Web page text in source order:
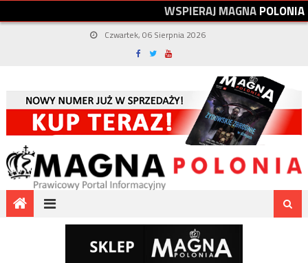
WSPIERAJMAGNAPOLONIA
Czwartek, 06 Sierpnia 2026